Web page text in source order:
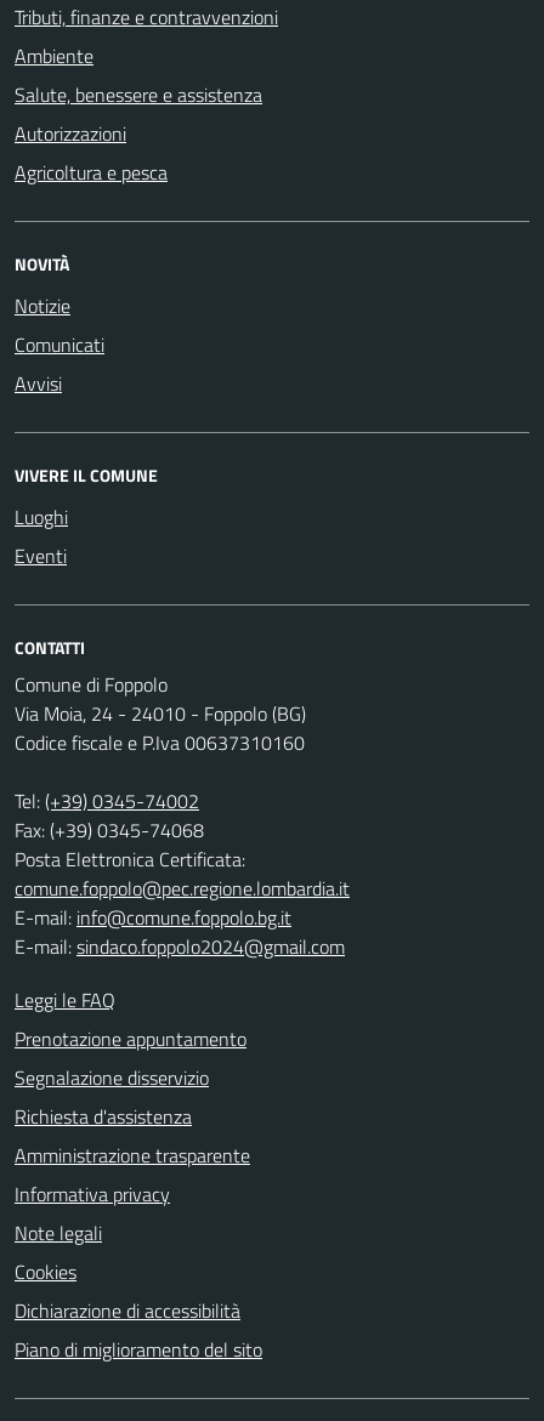
Tributi, finanze e contravvenzioni
Ambiente
Salute, benessere e assistenza
Autorizzazioni
Agricoltura e pesca
NOVITÀ
Notizie
Comunicati
Avvisi
VIVERE IL COMUNE
Luoghi
Eventi
CONTATTI
Comune di Foppolo
Via Moia, 24 - 24010 - Foppolo (BG)
Codice fiscale e P.Iva 00637310160
Tel:(+39) 0345-74002
Fax: (+39) 0345-74068
Posta Elettronica Certificata:
comune.foppolo@pec.regione.lombardia.it
E-mail: info@comune.foppolo.bg.it
E-mail:sindaco.foppolo2024@gmail.com
Leggi le FAQ
Prenotazione appuntamento
Segnalazione disservizio
Richiesta d'assistenza
Amministrazione trasparente
Informativa privacy
Note legali
Cookies
Dichiarazione di accessibilità
Piano di miglioramento del sito